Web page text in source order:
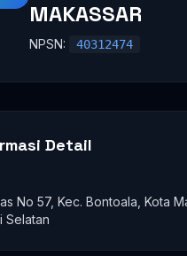
MAKASSAR
NPSN: 40312474
Detail
No 57, Kec. Bontoala, Kota
Selatan